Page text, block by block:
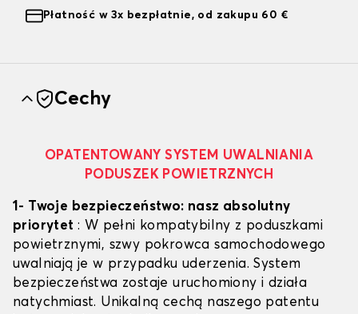
Płatność w 3x bezpłatnie, od zakupu 60 €
Cechy
OPATENTOWANY SYSTEM UWALNIANIA
PODUSZEK POWIETRZNYCH
1- Twoje bezpieczeństwo: nasz absolutny
priorytet: W pełni kompatybilny z poduszkami
powietrznymi, szwy pokrowca samochodowego
uwalniają je w przypadku uderzenia. System
bezpieczeństwa zostaje uruchomiony i działa
natychmiast. Unikalną cechą naszego patentu